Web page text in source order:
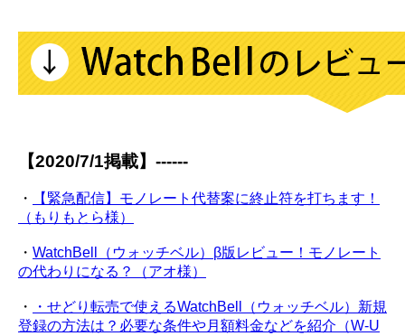
【2020/7/1掲載】------
・
【緊急配信】モノレート代替案に終止符を打ちます！
（もりもとら様）
・ WatchBell（ウォッチベル）β版レビュー！モノレート
の代わりになる？（アオ様）
・
・せどり転売で使えるWatchBell（ウォッチベル）新規
登録の方法は？必要な条件や月額料金などを紹介（W-U